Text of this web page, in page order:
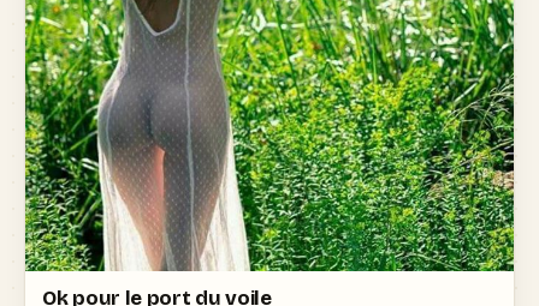
Ok pour le port du voile